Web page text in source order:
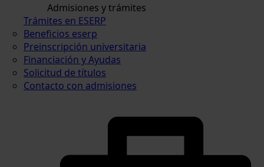
Admisiones y trámites
Trámites en ESERP
Beneficios eserp
Preinscripción universitaria
Financiación y Ayudas
Solicitud de títulos
Contacto con admisiones